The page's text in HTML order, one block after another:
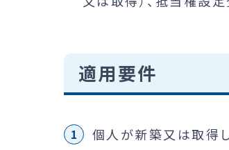
適用要件
個人が新築又は取得